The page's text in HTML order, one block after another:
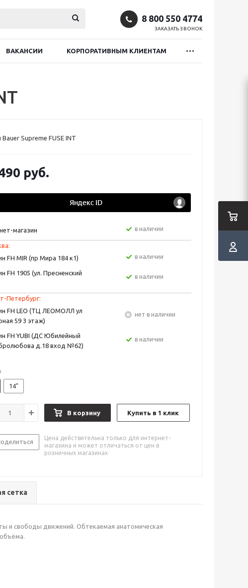
8 800 550 4774
ЗАКАЗАТЬ ЗВОНОК
ВАКАНСИИ КОРПОРАТИВНЫМ КЛИЕНТАМ
Supreme FUSE INT
руб.
магазин в наличии
FH MIR (пр Мира 184 к1)
в наличии
FH 1905 (ул. Пресненский
в наличии
Петербург:
FH LEO (ТЦ ЛЕОМОЛЛ ул
59 3 этаж)
Нет в наличии
FH YUBI (ДС Юбилейный
д.18 вход №62)
в наличии
14"
В корзину Купить в 1 клик
Цена действительна только для интернет-
магазина и может отличаться от цен в
розничных магазинах
сетка
и свободы движений. Обтекаемая анатомическая